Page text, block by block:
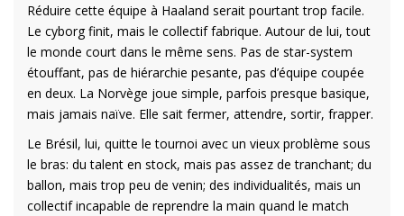
Réduire cette équipe à Haaland serait pourtant trop facile.
Le cyborg finit, mais le collectif fabrique. Autour de lui, tout
le monde court dans le même sens. Pas de star-system
étouffant, pas de hiérarchie pesante, pas d’équipe coupée
en deux. La Norvège joue simple, parfois presque basique,
mais jamais naïve. Elle sait fermer, attendre, sortir, frapper.
Le Brésil, lui, quitte le tournoi avec un vieux problème sous
le bras: du talent en stock, mais pas assez de tranchant; du
ballon, mais trop peu de venin; des individualités, mais un
collectif incapable de reprendre la main quand le match